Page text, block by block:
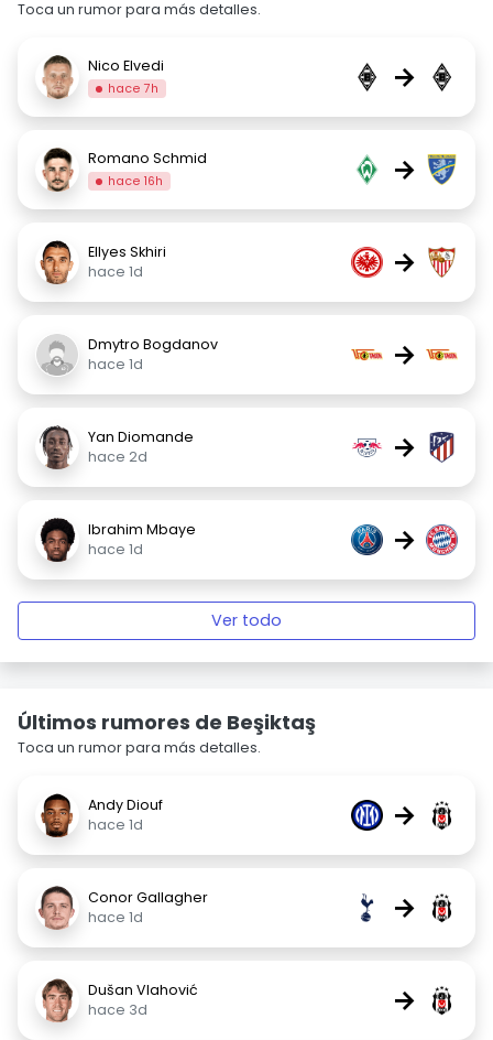
Toca un rumor para más detalles.
Nico Elvedi
hace 7h →
Romano Schmid
hace 16h →
Ellyes Skhiri
hace 1d
→
Dmytro Bogdanov
hace 1d
→
Yan Diomande
hace 2d
→
Ibrahim Mbaye
hace 1d
→
Ver todo
Últimos rumores de Beşiktaş
Toca un rumor para más detalles.
Andy Diouf
hace 1d
→
Conor Gallagher
hace 1d
→
Dušan Vlahović
hace 3d
→